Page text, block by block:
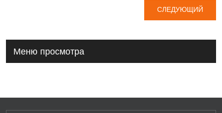
обнаружения огня, дыма, тепла и других опасных
условий. Это помогает предотвратить пожары и
чтобы предоставить клиентам инновационные
решения, используя технологии…
СЛЕДУЮЩИЙ
Меню просмотра